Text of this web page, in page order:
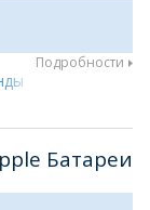
Подробности
Батареи